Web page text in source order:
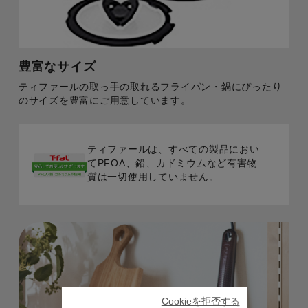
豊富なサイズ
ティファールの取っ手の取れるフライパン・鍋にぴったり
のサイズを豊富にご用意しています。
ティファールは、すべての製品におい
てPFOA、鉛、カドミウムなど有害物
質は一切使用していません。
Cookieを拒否する